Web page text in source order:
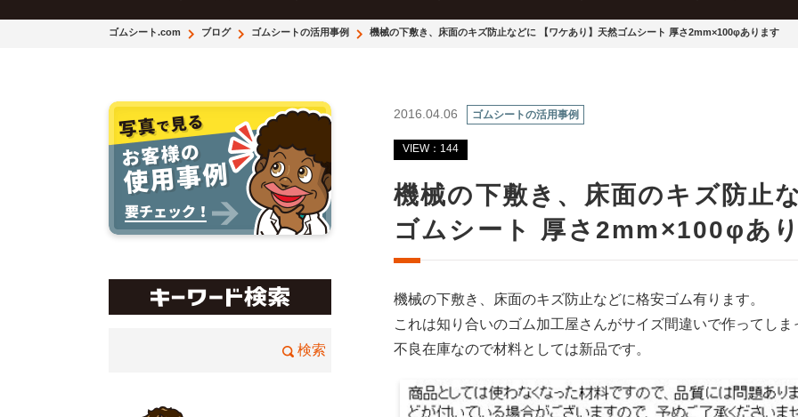
ゴムシート.com ブログ ゴムシートの活用事例 機械の下敷き、床面のキズ防止などに 【ワケあり】天然ゴムシート 厚さ2mm×100φあります
2016.04.06 ゴムシートの活用事例
VIEW：144
機械の下敷き、床面のキズ防止
ゴムシート 厚さ2mm×100φあ
機械の下敷き、床面のキズ防止などに格安ゴム有ります。
これは知り合いのゴム加工屋さんがサイズ間違いで作ってしま
不良在庫なので材料としては新品です。